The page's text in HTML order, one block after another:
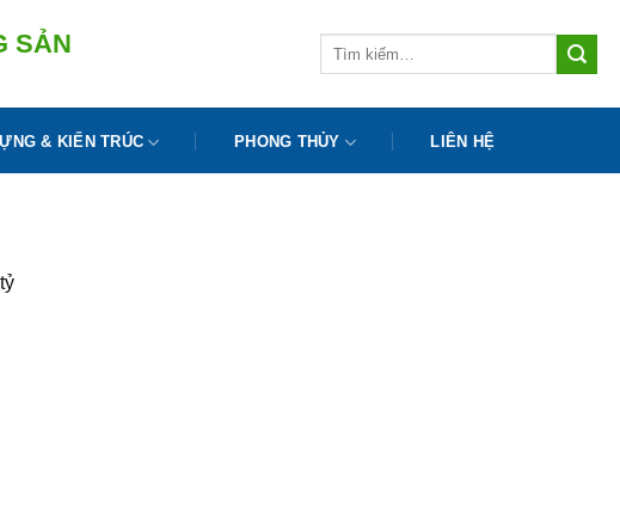
SẢN
& KIẾN TRÚC PHONG THỦY LIÊN HỆ